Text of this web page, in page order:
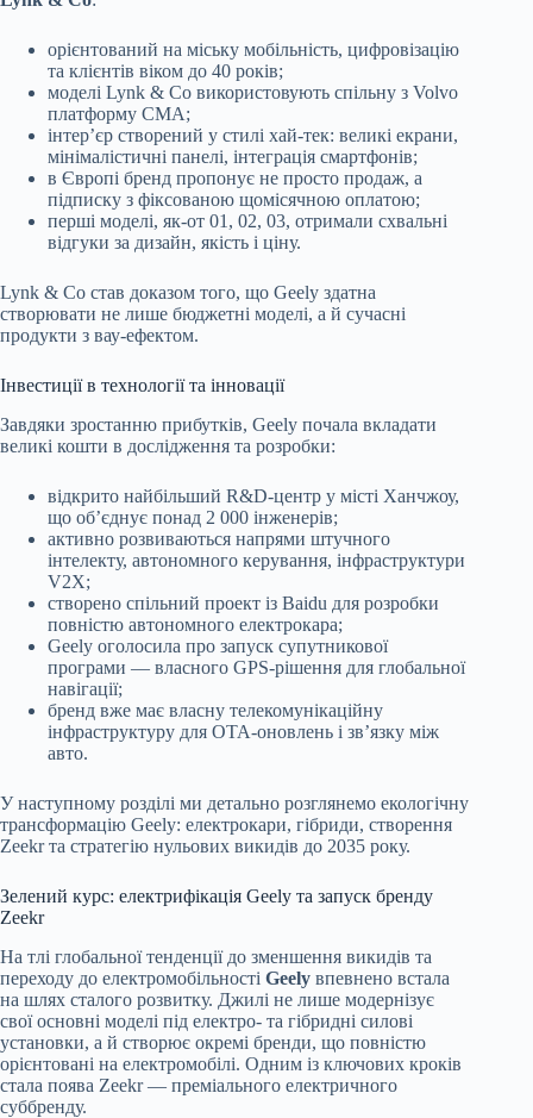
орієнтований на міську мобільність, цифровізацію
та клієнтів віком до 40 років;
моделі Lynk & Co використовують спільну з Volvo
платформу CMA;
інтер’єр створений у стилі хай-тек: великі екрани,
мінімалістичні панелі, інтеграція смартфонів;
в Європі бренд пропонує не просто продаж, а
підписку з фіксованою щомісячною оплатою;
перші моделі, як-от 01, 02, 03, отримали схвальні
відгуки за дизайн, якість і ціну.
Lynk & Co став доказом того, що Geely здатна
створювати не лише бюджетні моделі, а й сучасні
продукти з вау-ефектом.
Інвестиції в технології та інновації
Завдяки зростанню прибутків, Geely почала вкладати
великі кошти в дослідження та розробки:
відкрито найбільший R&D-центр у місті Ханчжоу,
що об’єднує понад 2 000 інженерів;
активно розвиваються напрями штучного
інтелекту, автономного керування, інфраструктури
V2X;
створено спільний проект із Baidu для розробки
повністю автономного електрокара;
Geely оголосила про запуск супутникової
програми — власного GPS-рішення для глобальної
навігації;
бренд вже має власну телекомунікаційну
інфраструктуру для OTA-оновлень і зв’язку між
авто.
У наступному розділі ми детально розглянемо екологічну
трансформацію Geely: електрокари, гібриди, створення
Zeekr та стратегію нульових викидів до 2035 року.
Зелений курс: електрифікація Geely та запуск бренду
Zeekr
На тлі глобальної тенденції до зменшення викидів та
переходу до електромобільності Geely впевнено встала
на шлях сталого розвитку. Джилі не лише модернізує
свої основні моделі під електро- та гібридні силові
установки, а й створює окремі бренди, що повністю
орієнтовані на електромобілі. Одним із ключових кроків
стала поява Zeekr — преміального електричного
суббренду.